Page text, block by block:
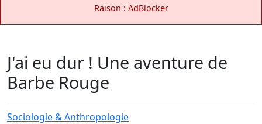
Raison : AdBlocker
J'ai eu dur ! Une aventure de
Barbe Rouge
Sociologie & Anthropologie